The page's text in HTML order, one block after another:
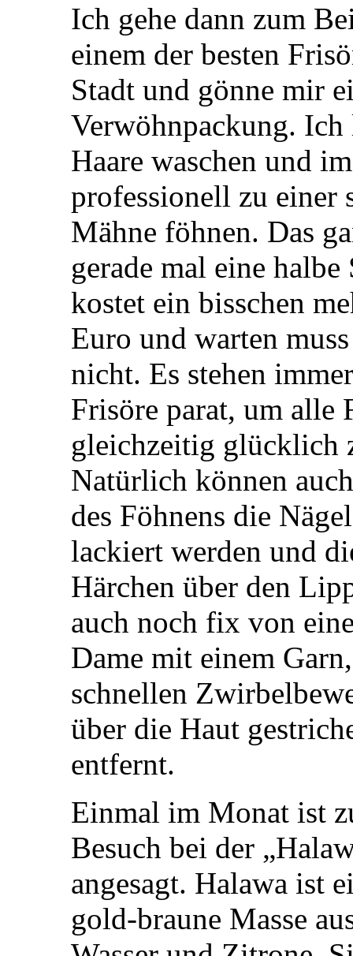
Ich gehe dann zum
einem der besten
Stadt und gönne mir
Verwöhnpackung. Ich
Haare waschen und
professionell zu einer
Mähne föhnen. Das
gerade mal eine halbe
kostet ein bisschen
Euro und warten
nicht. Es stehen
Frisöre parat, um alle
gleichzeitig glücklich
Natürlich können
des Föhnens die
lackiert werden und
Härchen über den
auch noch fix von
Dame mit einem
schnellen
über die Haut
entfernt.
Einmal im Monat ist
Besuch bei der
angesagt. Halawa ist
gold-braune Masse